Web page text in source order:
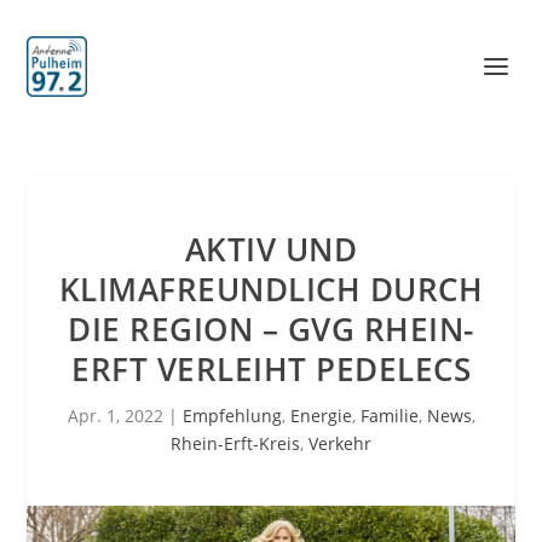
AKTIV UND
KLIMAFREUNDLICH DURCH
DIE REGION – GVG RHEIN-
ERFT VERLEIHT PEDELECS
Apr. 1, 2022| Empfehlung, Energie, Familie, News,
Rhein-Erft-Kreis, Verkehr